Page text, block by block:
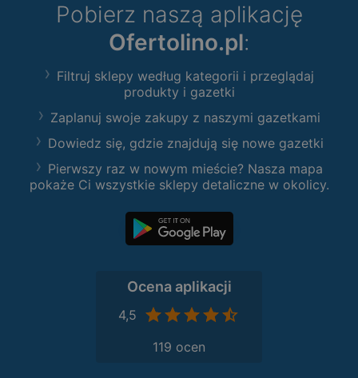
Pobierz naszą aplikację
Ofertolino.pl:
Filtruj sklepy według kategorii i przeglądaj
produkty i gazetki
Zaplanuj swoje zakupy z naszymi gazetkami
Dowiedz się, gdzie znajdują się nowe gazetki
Pierwszy raz w nowym mieście? Nasza mapa
pokaże Ci wszystkie sklepy detaliczne w okolicy.
Ocena aplikacji
4,5
119 ocen